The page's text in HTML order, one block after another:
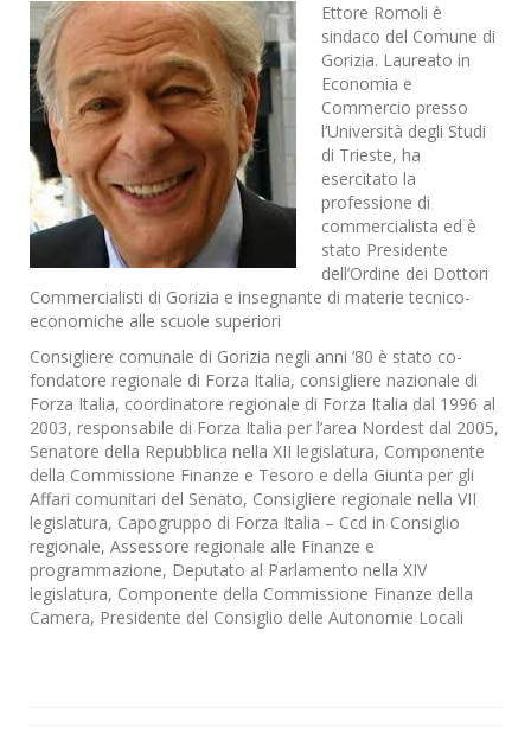
Ettore Romoli è
sindaco del Comune di
Gorizia. Laureato in
Economia e
Commercio presso
l’Università degli Studi
di Trieste, ha
esercitato la
professione di
commercialista ed è
stato Presidente
dell’Ordine dei Dottori
Commercialisti di Gorizia e insegnante di materie tecnico-
economiche alle scuole superiori
Consigliere comunale di Gorizia negli anni ’80 è stato co-
fondatore regionale di Forza Italia, consigliere nazionale di
Forza Italia, coordinatore regionale di Forza Italia dal 1996 al
2003, responsabile di Forza Italia per l’area Nordest dal 2005,
Senatore della Repubblica nella XII legislatura, Componente
della Commissione Finanze e Tesoro e della Giunta per gli
Affari comunitari del Senato, Consigliere regionale nella VII
legislatura, Capogruppo di Forza Italia – Ccd in Consiglio
regionale, Assessore regionale alle Finanze e
programmazione, Deputato al Parlamento nella XIV
legislatura, Componente della Commissione Finanze della
Camera, Presidente del Consiglio delle Autonomie Locali